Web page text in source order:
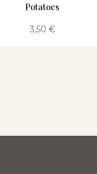
Potatoes
3,50 €